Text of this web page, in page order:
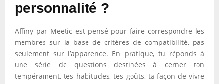
personnalité ?
Affiny par Meetic est pensé pour faire correspondre les
membres sur la base de critères de compatibilité, pas
seulement sur l’apparence. En pratique, tu réponds à
une série de questions destinées à cerner ton
tempérament, tes habitudes, tes goûts, ta façon de vivre